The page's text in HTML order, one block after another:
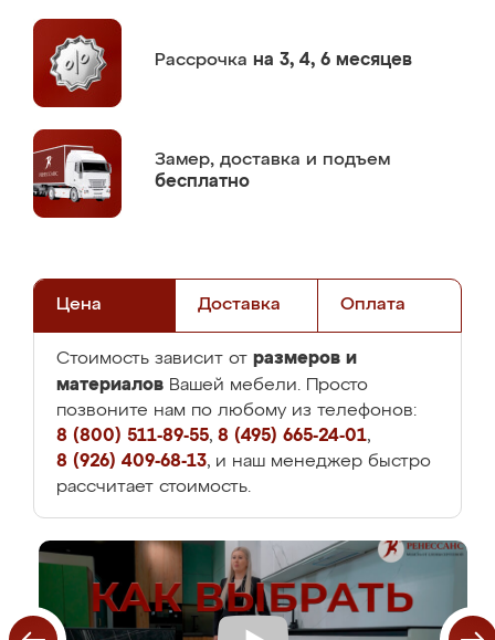
Рассрочка на 3, 4, 6 месяцев
Замер, доставка и подъем
бесплатно
Цена Доставка Оплата
Стоимость зависит от размеров и
материалов Вашей мебели. Просто
позвоните нам по любому из телефонов:
8 (800) 511-89-55, 8 (495) 665-24-01,
8 (926) 409-68-13, и наш менеджер быстро
рассчитает стоимость.